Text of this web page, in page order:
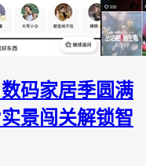
码家居季圆满
景闯关解锁智